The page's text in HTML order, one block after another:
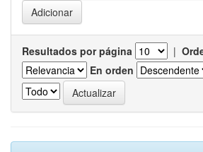
Resultados por página |
En orden